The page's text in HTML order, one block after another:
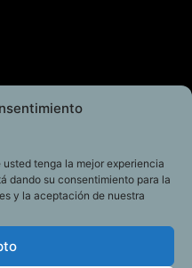
tenga la mejor experiencia
dando su consentimiento para la
y la aceptación de nuestra